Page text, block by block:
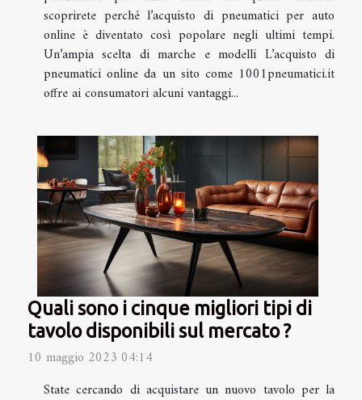
scoprirete perché l’acquisto di pneumatici per auto
online è diventato così popolare negli ultimi tempi.
Un’ampia scelta di marche e modelli L’acquisto di
pneumatici online da un sito come 1001pneumatici.it
offre ai consumatori alcuni vantaggi...
Quali sono i cinque migliori tipi di
tavolo disponibili sul mercato ?
10 maggio 2023 04:14
State cercando di acquistare un nuovo tavolo per la